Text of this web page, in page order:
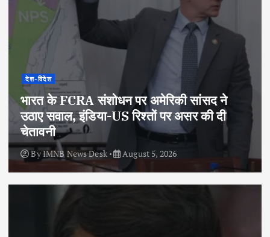
देश-विदेश
भारत के FCRA संशोधन पर अमेरिकी सांसद ने
उठाए सवाल, इंडिया-US रिश्तों पर असर की दी
चेतावनी
ByIMNB News Desk August 5, 2026